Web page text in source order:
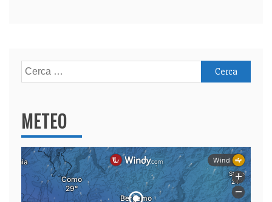
Ricerca
per:
METEO